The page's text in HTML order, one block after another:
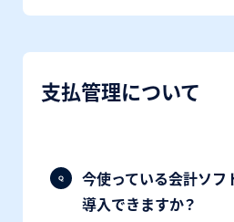
支払管理について
今使っている会計ソフ
導入できますか？